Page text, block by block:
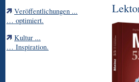
Veröffentlichungen ...
… optimiert.
Kultur ...
… Inspiration.